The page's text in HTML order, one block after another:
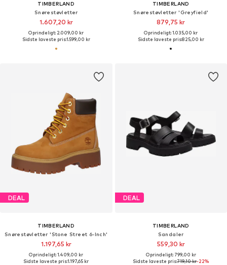
TIMBERLAND
Snørestøvletter
1.607,20 kr
Oprindeligt: 2.009,00 kr
Sidste laveste pris:1.599,00 kr
TIMBERLAND
Snørestøvletter 'Greyfield'
879,75 kr
Oprindeligt: 1.035,00 kr
Sidste laveste pris:825,00 kr
DEAL
TIMBERLAND
Snørestøvletter 'Stone Street 6-Inch'
1.197,65 kr
Oprindeligt: 1.409,00 kr
Sidste laveste pris:1.197,65 kr
DEAL
TIMBERLAND
Sandaler
559,30 kr
Oprindeligt: 799,00 kr
Sidste laveste pris:719,10 kr-22%